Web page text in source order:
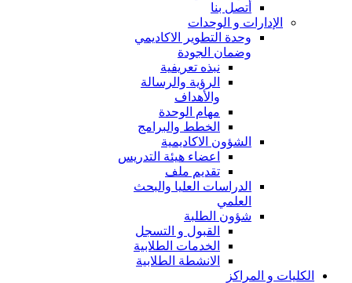
أتصل بنا
الإدارات و الوحدات
وحدة التطوير الاكاديمي
وضمان الجودة
نبذه تعريفية
الرؤية والرسالة
والأهداف
مهام الوحدة
الخطط والبرامج
الشؤون الاكاديمية
اعضاء هيئة التدريس
تقديم ملف
الدراسات العليا والبحث
العلمي
شؤون الطلبة
القبول و التسجل
الخدمات الطلابية
الانشطة الطلابية
الكليات و المراكز